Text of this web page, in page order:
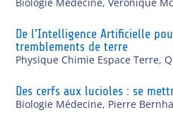
Biologie Médecine,Véronique
De l’Intelligence Artificielle
tremblements de terre
Physique Chimie Espace Terre,
Des cerfs aux lucioles : se
Biologie Médecine, Pierre